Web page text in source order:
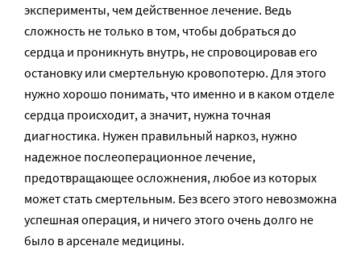
эксперименты, чем действенное лечение. Ведь
сложность не только в том, чтобы добраться до
сердца и проникнуть внутрь, не спровоцировав его
остановку или смертельную кровопотерю. Для этого
нужно хорошо понимать, что именно и в каком отделе
сердца происходит, а значит, нужна точная
диагностика. Нужен правильный наркоз, нужно
надежное послеоперационное лечение,
предотвращающее осложнения, любое из которых
может стать смертельным. Без всего этого невозможна
успешная операция, и ничего этого очень долго не
было в арсенале медицины.